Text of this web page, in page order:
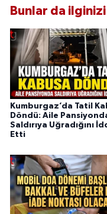
Bunlar da
Kumburgaz’da Tatil
Döndü: Aile
Saldırıya Uğradığını
Etti